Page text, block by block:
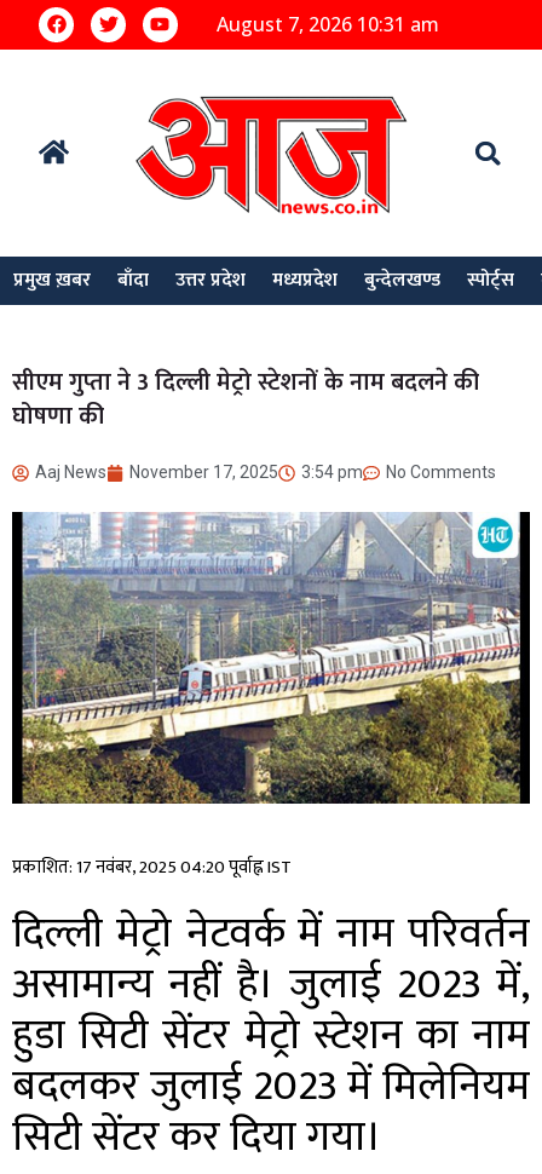
August 7, 2026 10:31 am
प्रमुख ख़बर बाँदा उत्तर प्रदेश मध्यप्रदेश बुन्देलखण्ड स्पोर्ट्स
सीएम गुप्ता ने 3 दिल्ली मेट्रो स्टेशनों के नाम बदलने की
घोषणा की
Aaj News November 17, 2025 3:54 pm No Comments
प्रकाशित: 17 नवंबर, 2025 04:20 पूर्वाह्न IST
दिल्ली मेट्रो नेटवर्क में नाम परिवर्तन
असामान्य नहीं है। जुलाई 2023 में,
हुडा सिटी सेंटर मेट्रो स्टेशन का नाम
बदलकर जुलाई 2023 में मिलेनियम
सिटी सेंटर कर दिया गया।